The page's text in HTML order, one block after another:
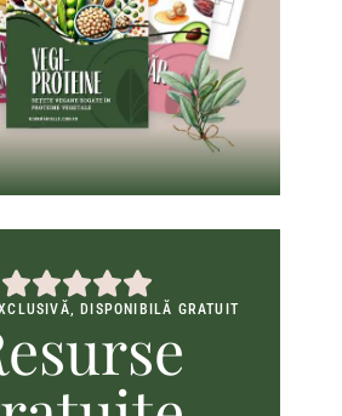
DISPONIBILĂ GRATUIT